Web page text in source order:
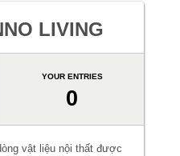
LIVING
YOUR ENTRIES
0
vật liệu nội thất được